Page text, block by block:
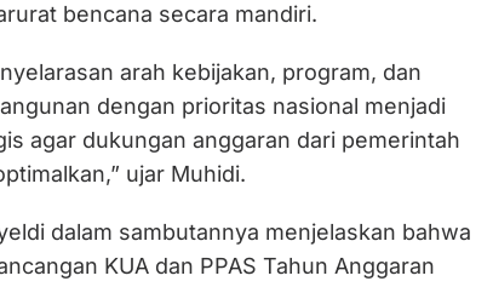
bencana secara mandiri.
arah kebijakan, program, dan
dengan prioritas nasional menjadi
agar dukungan anggaran dari pemerintah
ujar Muhidi.
dalam sambutannya menjelaskan bahwa
KUA dan PPAS Tahun Anggaran